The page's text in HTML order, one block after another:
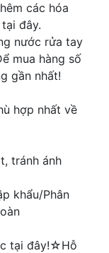
các hóa
đây.
nước rửa tay
mua hàng số
gần nhất!
hợp nhất về
tránh ánh
khẩu/Phân
tại đây!☆Hỗ